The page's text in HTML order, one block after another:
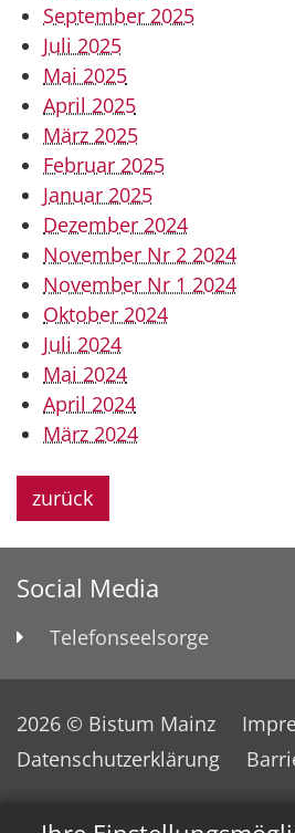
September 2025
Juli 2025
Mai 2025
April 2025
März 2025
Februar 2025
Januar 2025
Dezember 2024
November Nr 2 2024
November Nr 1 2024
Oktober 2024
Juli 2024
Mai 2024
April 2024
März 2024
zurück
Social Media
Telefonseelsorge
2026 © Bistum Mainz
Datenschutzerklärung